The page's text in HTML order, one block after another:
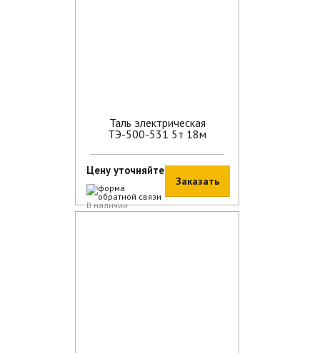
Таль электрическая
ТЭ-500-531 5т 18м
Цену уточняйте
В наличии
Заказать